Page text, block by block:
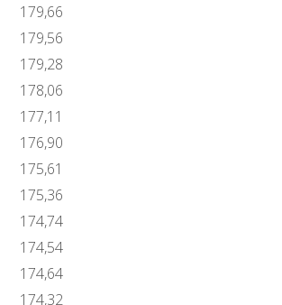
179,66
179,56
179,28
178,06
177,11
176,90
175,61
175,36
174,74
174,54
174,64
174,32